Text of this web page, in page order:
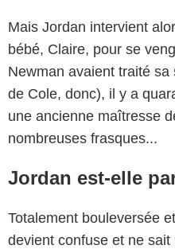
Mais Jordan intervient
bébé, Claire, pour se
Newman avaient traité
de Cole, donc), il y a
une ancienne maîtresse
nombreuses frasques...
Jordan est-elle
Totalement bouleversée
devient confuse et ne